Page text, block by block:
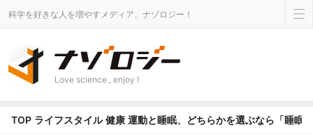
科学を好きな人を増やすメディア、ナゾロジー！
Love science , enjoy !
TOP ライフスタイル 健康 運動と睡眠、どちらかを選ぶなら「睡眠